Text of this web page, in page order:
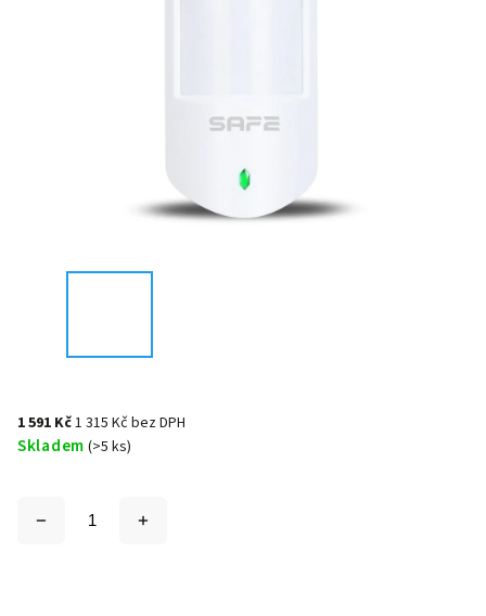
1 591 Kč1 315 Kč bez DPH
Skladem (>5 ks)